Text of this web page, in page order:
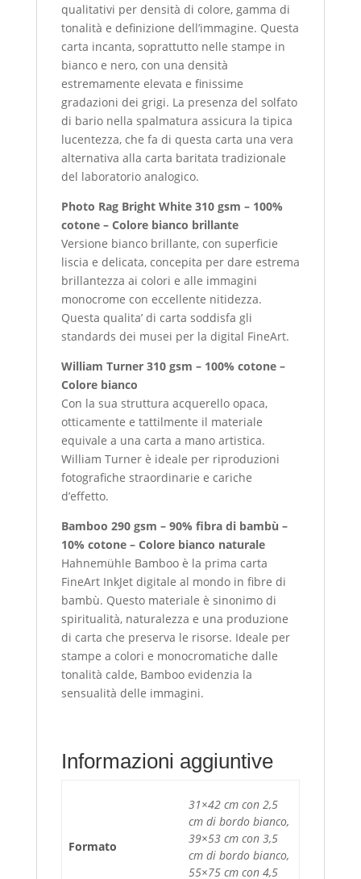
qualitativi per densità di colore, gamma di
tonalità e definizione dell’immagine. Questa
carta incanta, soprattutto nelle stampe in
bianco e nero, con una densità
estremamente elevata e finissime
gradazioni dei grigi. La presenza del solfato
di bario nella spalmatura assicura la tipica
lucentezza, che fa di questa carta una vera
alternativa alla carta baritata tradizionale
del laboratorio analogico.
Photo Rag Bright White 310 gsm – 100%
cotone – Colore bianco brillante
Versione bianco brillante, con superficie
liscia e delicata, concepita per dare estrema
brillantezza ai colori e alle immagini
monocrome con eccellente nitidezza.
Questa qualita’ di carta soddisfa gli
standards dei musei per la digital FineArt.
William Turner 310 gsm – 100% cotone –
Colore bianco
Con la sua struttura acquerello opaca,
otticamente e tattilmente il materiale
equivale a una carta a mano artistica.
William Turner è ideale per riproduzioni
fotografiche straordinarie e cariche
d’effetto.
Bamboo 290 gsm – 90% fibra di bambù –
10% cotone – Colore bianco naturale
Hahnemühle Bamboo è la prima carta
FineArt InkJet digitale al mondo in fibre di
bambù. Questo materiale è sinonimo di
spiritualità, naturalezza e una produzione
di carta che preserva le risorse. Ideale per
stampe a colori e monocromatiche dalle
tonalità calde, Bamboo evidenzia la
sensualità delle immagini.
Informazioni aggiuntive
Formato
31×42 cm con 2,5
cm di bordo bianco,
39×53 cm con 3,5
cm di bordo bianco,
55×75 cm con 4,5